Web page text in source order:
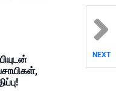
NEXT